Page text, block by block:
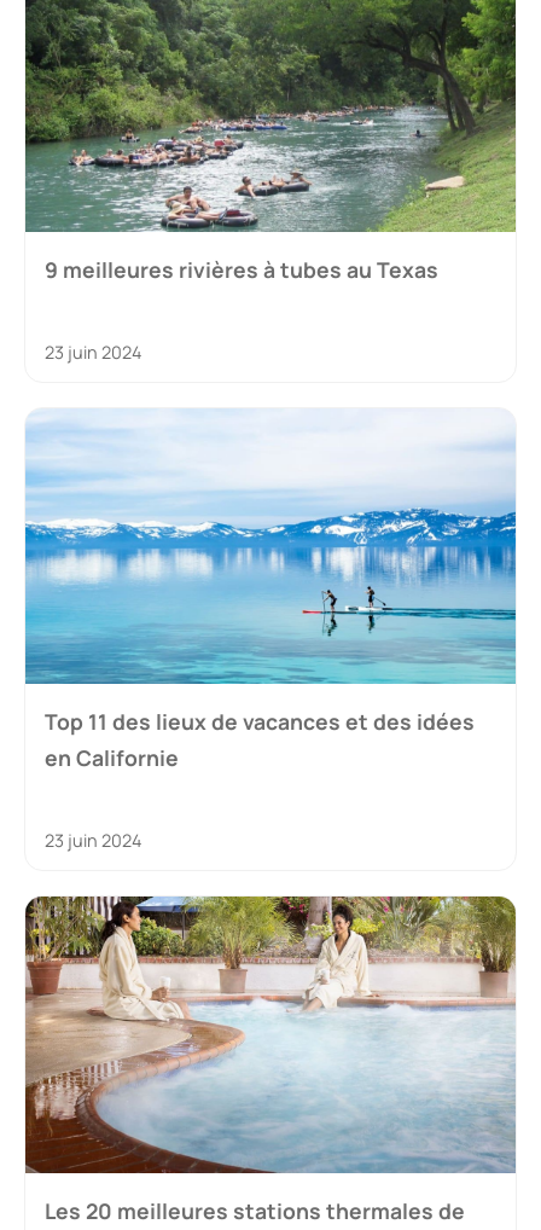
9 meilleures rivières à tubes au Texas
23 juin 2024
Top 11 des lieux de vacances et des idées
en Californie
23 juin 2024
Les 20 meilleures stations thermales de